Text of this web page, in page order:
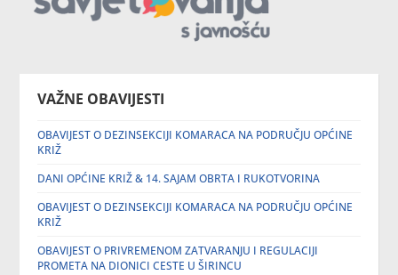
VAŽNE OBAVIJESTI
OBAVIJEST O DEZINSEKCIJI KOMARACA NA PODRUČJU OPĆINE
KRIŽ
DANI OPĆINE KRIŽ & 14. SAJAM OBRTA I RUKOTVORINA
OBAVIJEST O DEZINSEKCIJI KOMARACA NA PODRUČJU OPĆINE
KRIŽ
OBAVIJEST O PRIVREMENOM ZATVARANJU I REGULACIJI
PROMETA NA DIONICI CESTE U ŠIRINCU